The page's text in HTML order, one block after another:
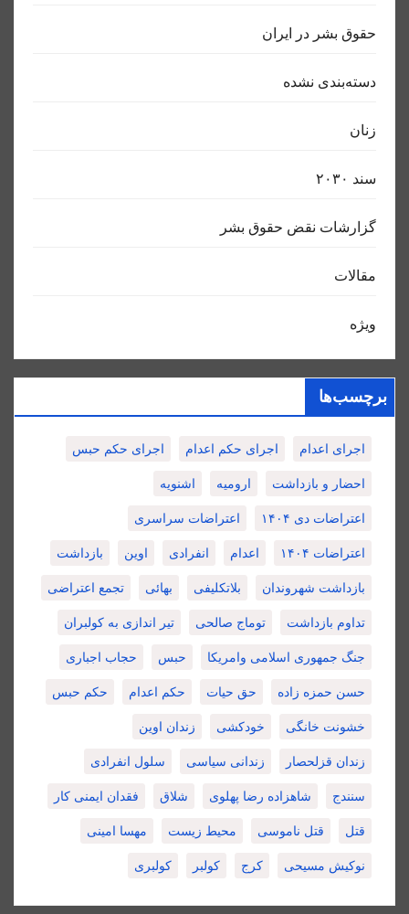
حقوق بشر در ایران
دسته‌بندی نشده
زنان
سند ٢٠٣٠
گزارشات نقض حقوق بشر
مقالات
ویژه
برچسب‌ها
اجرای اعدام اجرای حکم اعدام اجرای حکم حبس
احضار و بازداشت ارومیه اشنویه
اعتراضات دی ۱۴۰۴ اعتراضات سراسری
اعتراضات ۱۴۰۴ اعدام انفرادی اوین بازداشت
بازداشت شهروندان بلاتکلیفی بهائی تجمع اعتراضی
تداوم بازداشت توماج صالحی تیر اندازی به کولبران
جنگ جمهوری اسلامی وامریکا حبس حجاب اجباری
حسن حمزه زاده حق حیات حکم اعدام حکم حبس
خشونت خانگی خودکشی زندان اوین
زندان قزلحصار زندانی سیاسی سلول انفرادی
سنندج شاهزاده رضا پهلوی شلاق فقدان ایمنی کار
قتل قتل ناموسی محیط زیست مهسا امینی
نوکیش مسیحی کرج کولبر کولبری